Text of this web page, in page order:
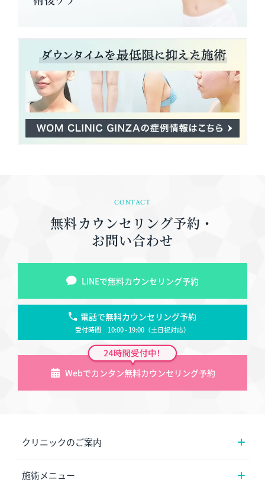
CONTACT
無料カウンセリング予約・
お問い合わせ
LINEで無料カウンセリング予約
電話で無料カウンセリング予約
受付時間 10:00 - 19:00（土日祝対応）
Webでカンタン無料カウンセリング予約
クリニックのご案内
施術メニュー